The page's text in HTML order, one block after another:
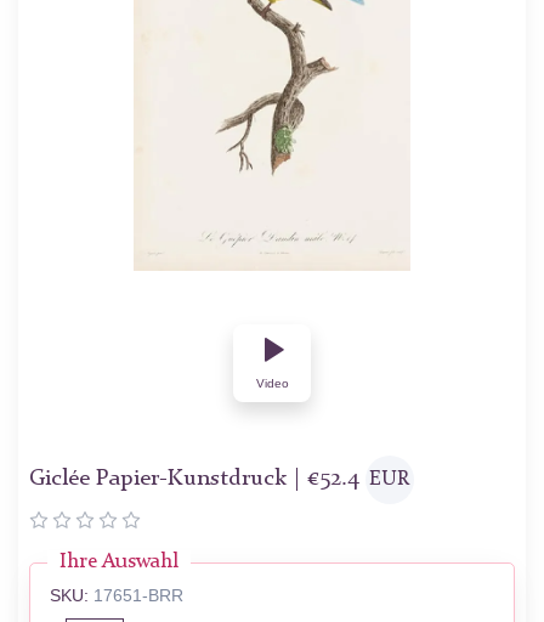
Video
Giclée Papier-Kunstdruck | €52.4 EUR
Ihre Auswahl
SKU: 17651-BRR